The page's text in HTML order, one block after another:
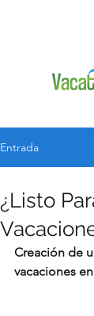
Entrada
¿Listo
Creación de
vacaciones